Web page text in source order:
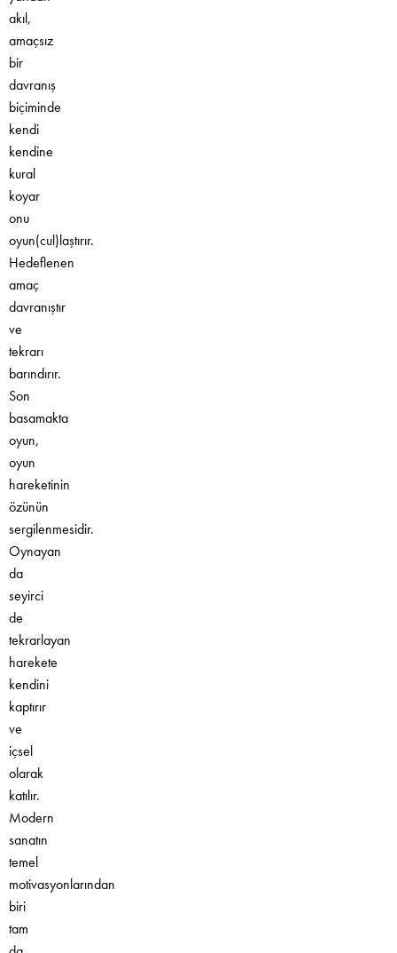
akıl,
amaçsız
bir
davranış
biçiminde
kendi
kendine
kural
koyar
onu
oyun(cul)laştırır.
Hedeflenen
amaç
davranıştır
ve
tekrarı
barındırır.
Son
basamakta
oyun,
oyun
hareketinin
özünün
sergilenmesidir.
Oynayan
da
seyirci
de
tekrarlayan
harekete
kendini
kaptırır
ve
içsel
olarak
katılır.
Modern
sanatın
temel
motivasyonlarından
biri
tam